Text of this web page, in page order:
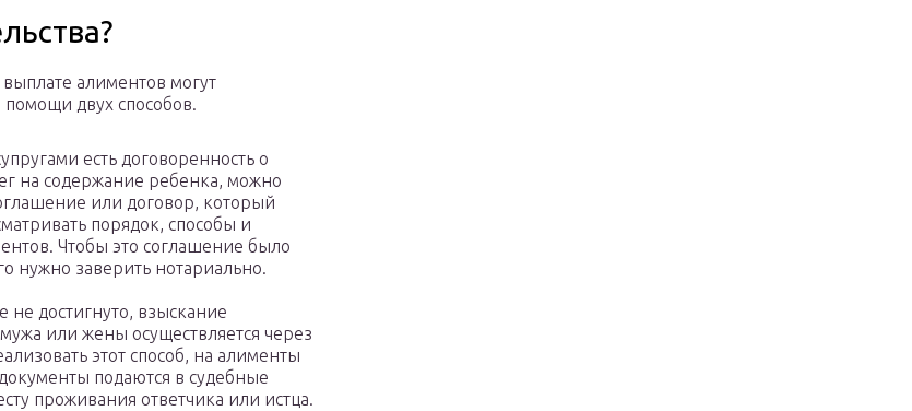
выплате алиментов могут
помощи двух способов.
есть договоренность о
на содержание ребенка, можно
или договор, который
порядок, способы и
Чтобы это соглашение было
нужно заверить нотариально.
не достигнуто, взыскание
или жены осуществляется через
этот способ, на алименты
подаются в судебные
проживания ответчика или истца.